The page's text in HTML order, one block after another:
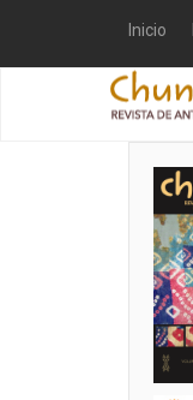
Inicio